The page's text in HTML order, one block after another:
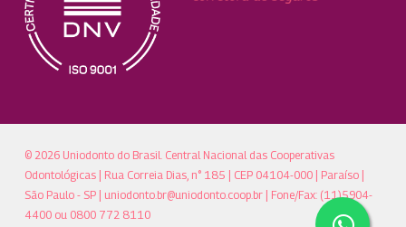
© 2026 Uniodonto do Brasil. Central Nacional das Cooperativas
Odontológicas | Rua Correia Dias, n° 185 | CEP 04104-000 | Paraíso |
São Paulo - SP | uniodonto.br@uniodonto.coop.br| Fone/Fax: (11)5904-
4400 ou 0800 772 8110